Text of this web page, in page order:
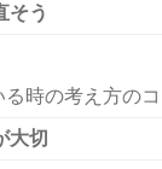
そう
時の考え方のコ
大切